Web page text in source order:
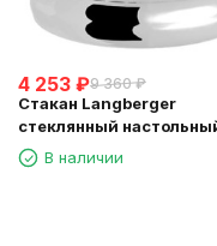
4 253 ₽9 360 ₽
Стакан Langberger
стеклянный
круглый "Swarovski"
В наличии